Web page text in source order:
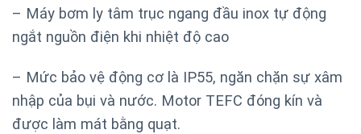
– Máy bơm ly tâm trục ngang đầu inox tự động
ngắt nguồn điện khi nhiệt độ cao
– Mức bảo vệ động cơ là IP55, ngăn chặn sự xâm
nhập của bụi và nước. Motor TEFC đóng kín và
được làm mát bằng quạt.